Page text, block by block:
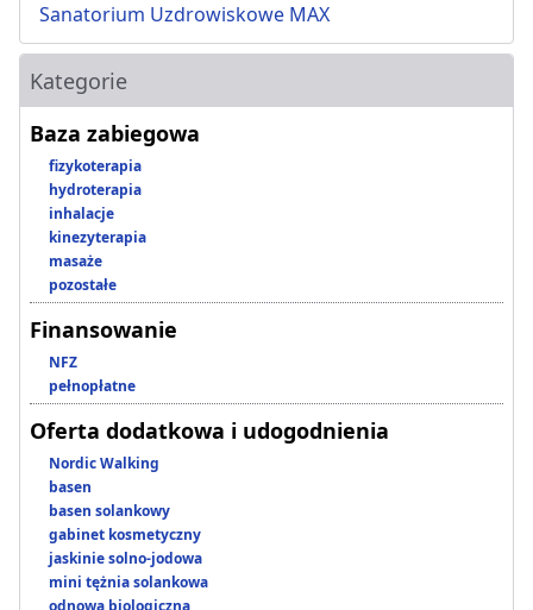
Sanatorium Uzdrowiskowe MAX
Kategorie
Baza zabiegowa
fizykoterapia
hydroterapia
inhalacje
kinezyterapia
masaże
pozostałe
Finansowanie
NFZ
pełnopłatne
Oferta dodatkowa i udogodnienia
Nordic Walking
basen
basen solankowy
gabinet kosmetyczny
jaskinie solno-jodowa
mini tężnia solankowa